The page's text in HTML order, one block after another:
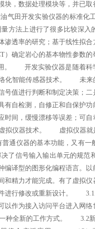
，数据处理模块等，并已
油气田开发实验仪器的标准
法上进行了很多比较深入
透率的研究；基于线性拟
确定岩心的基本物性参数
。 开发实验仪器是随着科
化智能传感器技术。 未来
进行判断和制定决策；二
自检测，自修正和自保护
间，缓慢漂移等误差；可
拟仪器技术。 虚拟仪器就
通仪器的基本功能，又有一
了信号输入输出单元的规范
译型的图形化编程语言。
精力才能完成。有了虚拟
件进行修改或重新设计。
作为接入访问平台进入网
一种全新的工作方式。